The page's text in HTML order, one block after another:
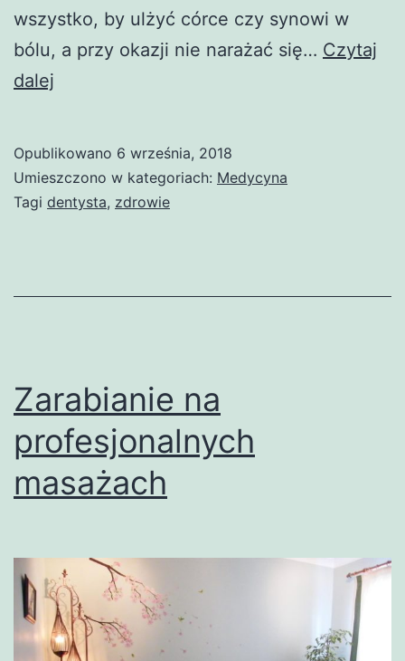
wszystko, by ulżyć córce czy synowi w
bólu, a przy okazji nie narażać się… Czytaj
dalej
Opublikowano 6 września, 2018
Umieszczono w kategoriach: Medycyna
Tagi dentysta, zdrowie
Zarabianie na
profesjonalnych
masażach